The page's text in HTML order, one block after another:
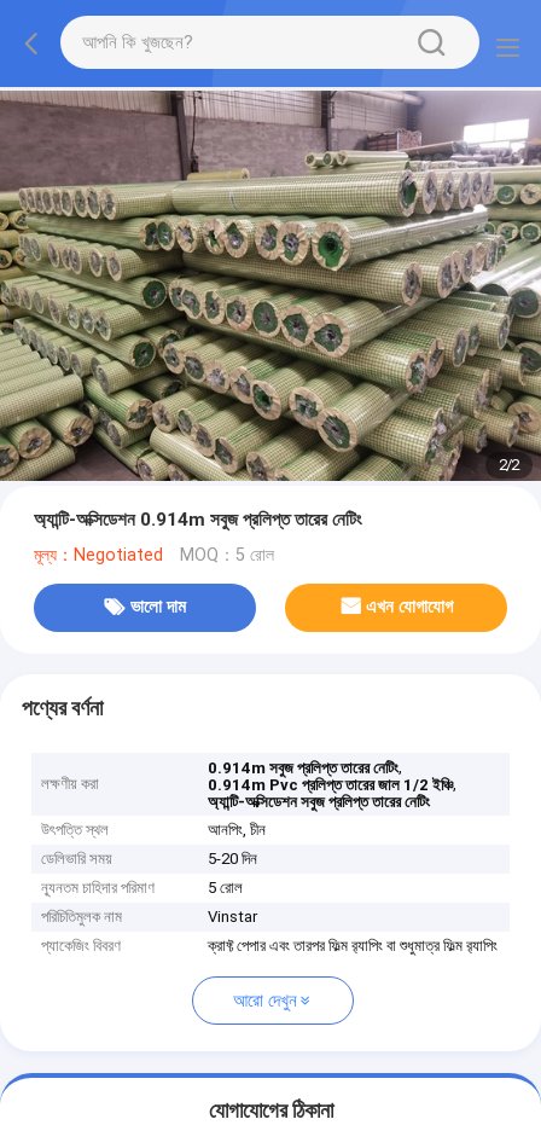
2/2
অ্যান্টি-অক্সিডেশন 0.914m সবুজ প্রলিপ্ত তারের নেটিং
মূল্য：Negotiated MOQ：5 রোল
ভালো দাম এখন যোগাযোগ
পণ্যের বর্ণনা
লক্ষণীয় করা
0.914m সবুজ প্রলিপ্ত তারের নেটিং,
0.914m Pvc প্রলিপ্ত তারের জাল 1/2 ইঞ্চি,
অ্যান্টি-অক্সিডেশন সবুজ প্রলিপ্ত তারের নেটিং
উৎপত্তি স্থল
আনপিং, চীন
ডেলিভারি সময়
5-20 দিন
ন্যূনতম চাহিদার পরিমাণ
5 রোল
পরিচিতিমুলক নাম
Vinstar
প্যাকেজিং বিবরণ
ক্রাফ্ট পেপার এবং তারপর ফিল্ম র‌্যাপিং বা শুধুমাত্র ফিল্ম র‌্যাপিং
আরো দেখুন
যোগাযোগের ঠিকানা